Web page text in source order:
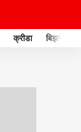
क्रीडा बिझनेस